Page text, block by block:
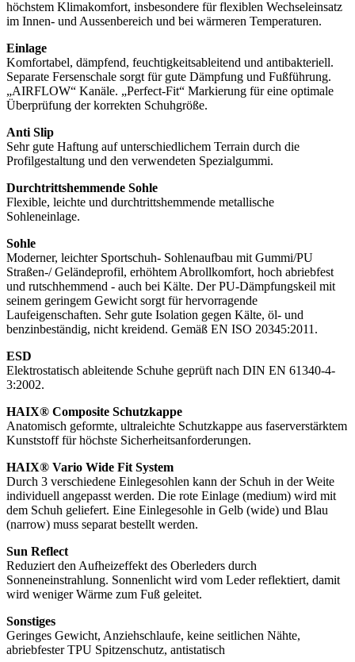
höchstem Klimakomfort, insbesondere für flexiblen Wechseleinsatz
im Innen- und Aussenbereich und bei wärmeren Temperaturen.
Einlage
Komfortabel, dämpfend, feuchtigkeitsableitend und antibakteriell.
Separate Fersenschale sorgt für gute Dämpfung und Fußführung.
„AIRFLOW“ Kanäle. „Perfect-Fit“ Markierung für eine optimale
Überprüfung der korrekten Schuhgröße.
Anti Slip
Sehr gute Haftung auf unterschiedlichem Terrain durch die
Profilgestaltung und den verwendeten Spezialgummi.
Durchtrittshemmende Sohle
Flexible, leichte und durchtrittshemmende metallische
Sohleneinlage.
Sohle
Moderner, leichter Sportschuh- Sohlenaufbau mit Gummi/PU
Straßen-/ Geländeprofil, erhöhtem Abrollkomfort, hoch abriebfest
und rutschhemmend - auch bei Kälte. Der PU-Dämpfungskeil mit
seinem geringem Gewicht sorgt für hervorragende
Laufeigenschaften. Sehr gute Isolation gegen Kälte, öl- und
benzinbeständig, nicht kreidend. Gemäß EN ISO 20345:2011.
ESD
Elektrostatisch ableitende Schuhe geprüft nach DIN EN 61340-4-
3:2002.
HAIX® Composite Schutzkappe
Anatomisch geformte, ultraleichte Schutzkappe aus faserverstärktem
Kunststoff für höchste Sicherheitsanforderungen.
HAIX® Vario Wide Fit System
Durch 3 verschiedene Einlegesohlen kann der Schuh in der Weite
individuell angepasst werden. Die rote Einlage (medium) wird mit
dem Schuh geliefert. Eine Einlegesohle in Gelb (wide) und Blau
(narrow) muss separat bestellt werden.
Sun Reflect
Reduziert den Aufheizeffekt des Oberleders durch
Sonneneinstrahlung. Sonnenlicht wird vom Leder reflektiert, damit
wird weniger Wärme zum Fuß geleitet.
Sonstiges
Geringes Gewicht, Anziehschlaufe, keine seitlichen Nähte,
abriebfester TPU Spitzenschutz, antistatisch